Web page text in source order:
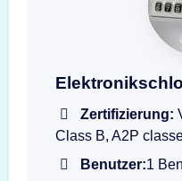
Zertifizierung:
Class B, A2P
Benutzer:1